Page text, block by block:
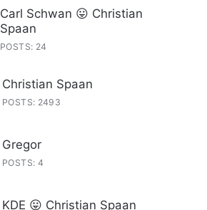
Carl Schwan 😛 Christian
Spaan
POSTS: 24
Christian Spaan
POSTS: 2493
Gregor
POSTS: 4
KDE 😛 Christian Spaan